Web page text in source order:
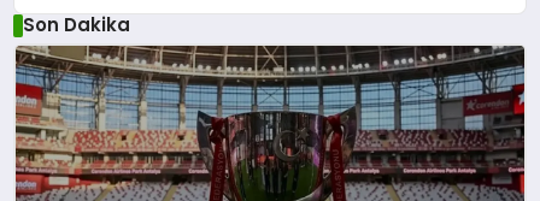
Son Dakika